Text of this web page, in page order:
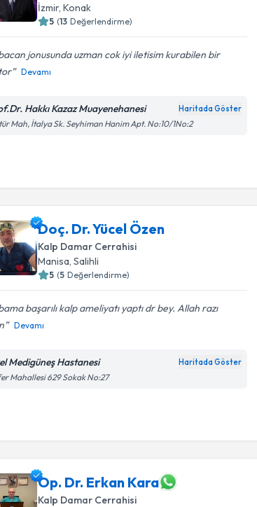
İzmir, Konak
5 (13 Değerlendirme)
jonusunda uzman cok iyi iletisim kurabilen bir
Devamı
Hakkı Kazaz Muayenehanesi Haritada Göster
Mah, İtalya Sk. Seyhiman Hanim Apt. No:10/1No:2
Doç. Dr. Yücel Özen
Kalp Damar Cerrahisi
Manisa , Salihli
5 (5 Değerlendirme)
başarılı kalp ameliyatı yaptı dr bey. Allah razı
Devamı
Medigüneş Hastanesi Haritada Göster
Mahallesi 629 Sokak No:27
Op. Dr. Erkan Kara
Kalp Damar Cerrahisi